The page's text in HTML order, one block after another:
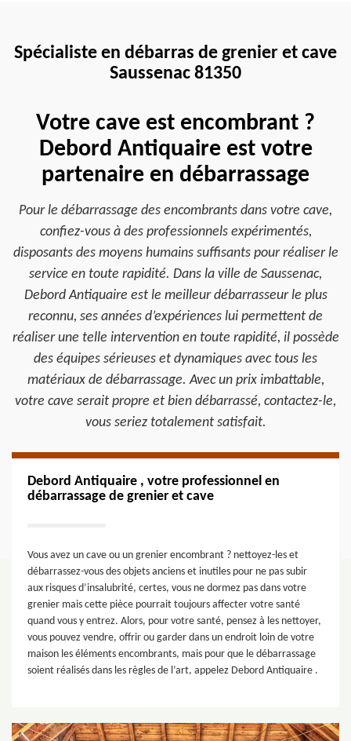
Spécialiste en débarras de grenier et cave
Saussenac 81350
Votre cave est encombrant ?
Debord Antiquaire est votre
partenaire en débarrassage
Pour le débarrassage des encombrants dans votre cave,
confiez-vous à des professionnels expérimentés,
disposants des moyens humains suffisants pour réaliser le
service en toute rapidité. Dans la ville de Saussenac,
Debord Antiquaire est le meilleur débarrasseur le plus
reconnu, ses années d’expériences lui permettent de
réaliser une telle intervention en toute rapidité, il possède
des équipes sérieuses et dynamiques avec tous les
matériaux de débarrassage. Avec un prix imbattable,
votre cave serait propre et bien débarrassé, contactez-le,
vous seriez totalement satisfait.
Debord Antiquaire , votre professionnel en
débarrassage de grenier et cave
Vous avez un cave ou un grenier encombrant ? nettoyez-les et
débarrassez-vous des objets anciens et inutiles pour ne pas subir
aux risques d’insalubrité, certes, vous ne dormez pas dans votre
grenier mais cette pièce pourrait toujours affecter votre santé
quand vous y entrez. Alors, pour votre santé, pensez à les nettoyer,
vous pouvez vendre, offrir ou garder dans un endroit loin de votre
maison les éléments encombrants, mais pour que le débarrassage
soient réalisés dans les règles de l’art, appelez Debord Antiquaire .